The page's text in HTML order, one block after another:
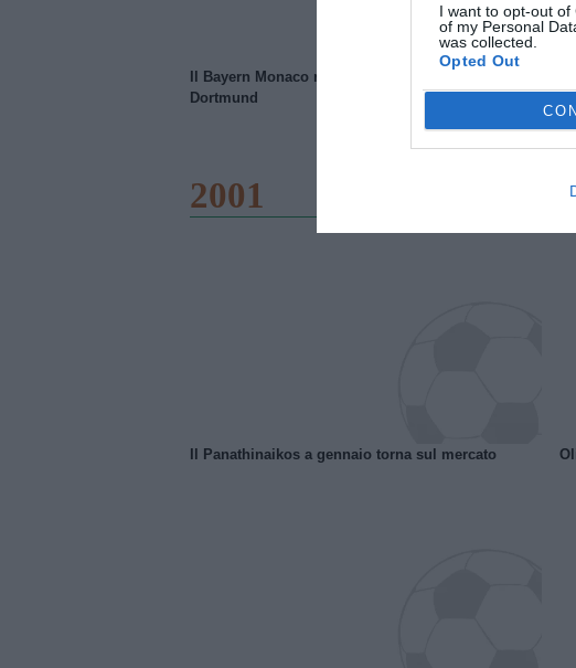
I want to opt-out of
of my Personal
was collected.
Opted Out
Il Bayern Monaco ridimensiona il Borussia
Dortmund
2001
Il Panathinaikos a gennaio torna sul mercato